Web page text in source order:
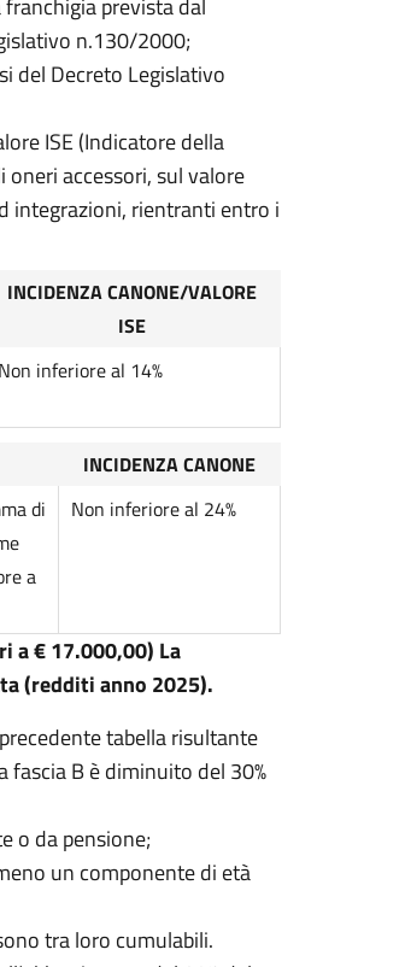
prevista dal
n.130/2000;
del Decreto Legislativo
ISE (Indicatore della
accessori, sul valore
integrazioni, rientranti entro i
INCIDENZA CANONE/VALORE
ISE
Non inferiore al 14%
INCIDENZA CANONE
di
a
Non inferiore al 24%
a € 17.000,00) La
(redditi anno 2025).
tabella risultante
fascia B è diminuito del 30%
o da pensione;
un componente di età
tra loro cumulabili.